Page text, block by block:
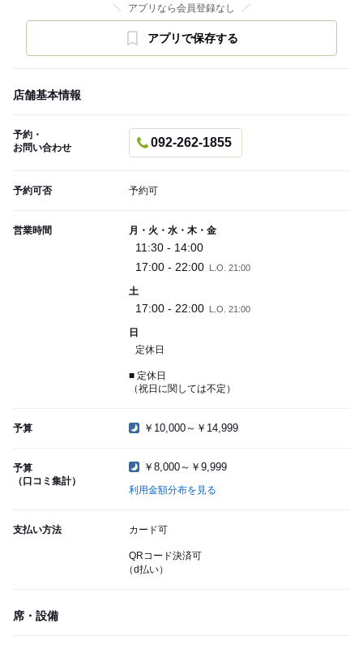
アプリなら会員登録なし
アプリで保存する
店舗基本情報
予約・
お問い合わせ
092-262-1855
予約可否 予約可
営業時間 月・火・水・木・金
11:30 - 14:00
17:00 - 22:00
L.O. 21:00
土
17:00 - 22:00 L.O. 21:00
日
定休日
■ 定休日
（祝日に関しては不定）
予算 ￥10,000～￥14,999
予算
（口コミ集計）
￥8,000～￥9,999
利用金額分布を見る
支払い方法 カード可
QRコード決済可
（d払い）
席・設備